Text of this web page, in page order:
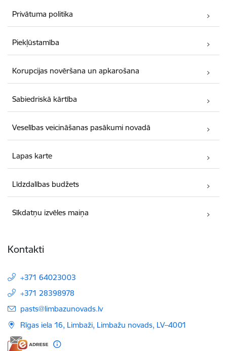
Privātuma politika
Piekļūstamība
Korupcijas novēršana un apkarošana
Sabiedriskā kārtība
Veselības veicināšanas pasākumi novadā
Lapas karte
Līdzdalības budžets
Sīkdatņu izvēles maiņa
Kontakti
+371 64023003
+371 28398978
E-pasts:
pasts@limbazunovads.lv
Rīgas iela 16, Limbaži, Limbažu novads, LV–4001